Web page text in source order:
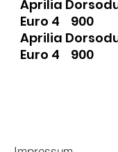
Aprilia
Euro 4 900
Aprilia
Euro 4 900